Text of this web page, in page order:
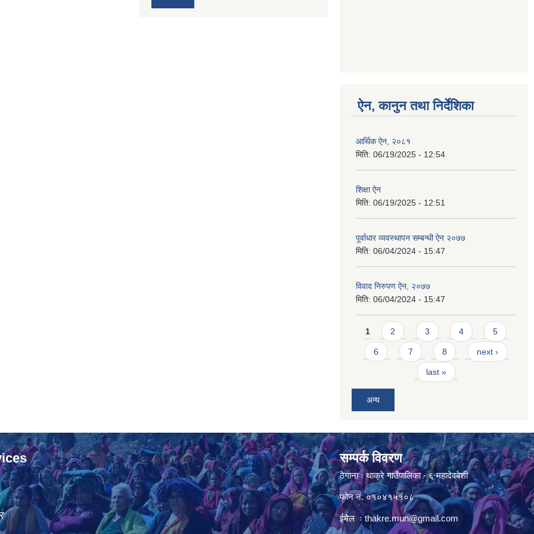
ऐन, कानुन तथा निर्देशिका
आर्थिक ऐन, २०८१
मिति: 06/19/2025 - 12:54
शिक्षा ऐन
मिति: 06/19/2025 - 12:51
पूर्वाधार व्यवस्थापन सम्बन्धी ऐन २०७७
मिति: 06/04/2024 - 15:47
विवाद निरुपण ऐन, २०७७
मिति: 06/04/2024 - 15:47
Pages
1 2 3 4 5
6 7 8 next ›
last »
अन्य
सम्पर्क विवरण
ठेगाना ः थाक्रे गाउँपालिका - ६ महादेवबेशी
फोन नं. ०१०४१५१०८
ईमेल ःthakre.mun@gmail.com